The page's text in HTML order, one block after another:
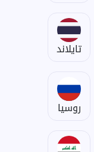
تايلاند
روسيا